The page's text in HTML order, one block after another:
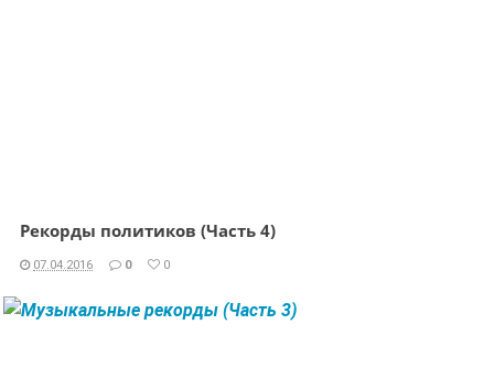
Рекорды политиков (Часть 4)
07.04.2016 0 0
ЧИТАТЬ ДАЛЕЕ